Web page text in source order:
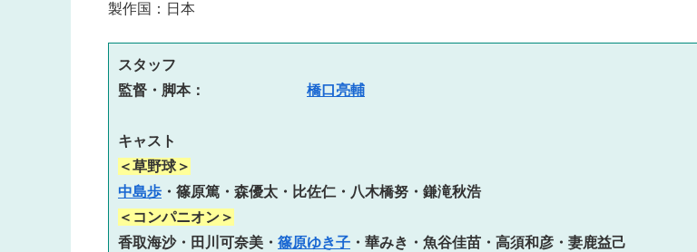
製作国：日本
スタッフ
監督・脚本： 橋口亮輔
＜草野球＞
中島歩
＜コンパニオン＞
香取海沙・田川可奈美・ 篠原ゆき子